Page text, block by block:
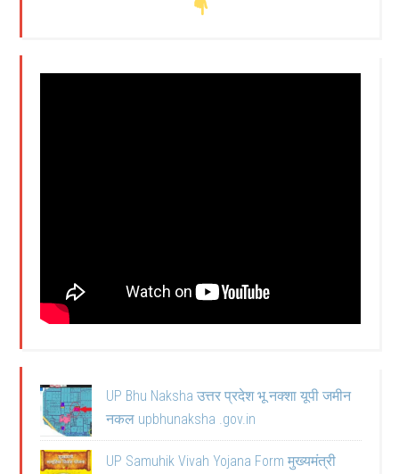
UP Bhu Naksha उत्तर प्रदेश भू नक्शा यूपी जमीन
नकल upbhunaksha .gov.in
UP Samuhik Vivah Yojana Form मुख्यमंत्री